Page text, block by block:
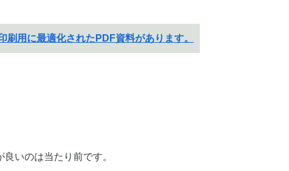
刷用に最適化されたPDF資料があります。
いのは当たり前です。